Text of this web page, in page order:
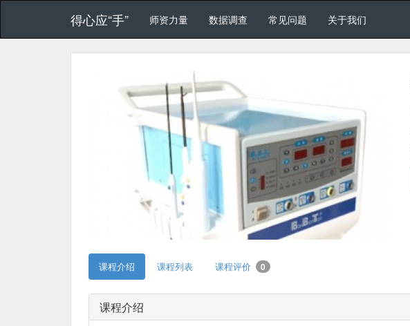
得心应“手” 师资力量 数据调查 常见问题 关于我们
课程介绍 课程列表 课程评价 0
课程介绍